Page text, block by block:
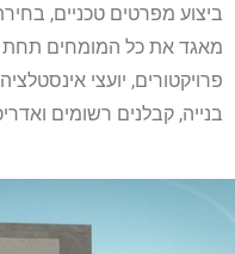
ביצוע מפרטים טכניים,
מאגד את כל המומחים תחת
פרויקטורים, יועצי
בנייה, קבלנים רשומים